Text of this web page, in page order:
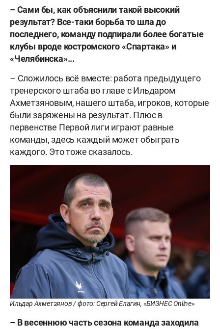
–Сами бы, как объяснили такой высокий
результат? Все-таки борьба то шла до
последнего, команду подпирали более богатые
клубы вроде костромского «Спартака» и
«Челябинска»...
– Сложилось всё вместе: работа предыдущего
тренерского штаба во главе с Ильдаром
Ахметзяновым, нашего штаба, игроков, которые
были заряжены на результат. Плюс в
первенстве Первой лиги играют равные
команды, здесь каждый может обыграть
каждого. Это тоже сказалось.
Ильдар Ахметзянов / фото: Сергей Елагин, «БИЗНЕС Online»
– В весеннюю часть сезона команда заходила